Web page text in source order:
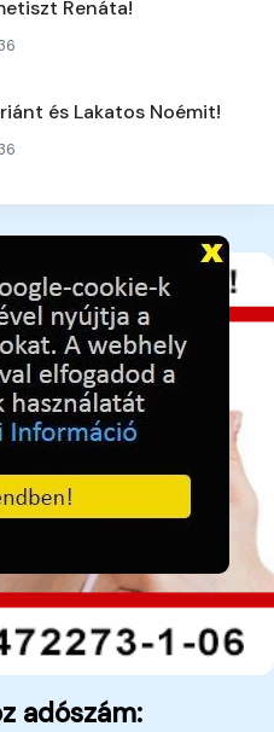
Renáta!
és Lakatos Noémit!
adószám: